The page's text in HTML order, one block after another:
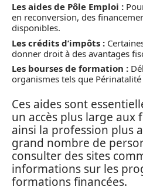
Les aides de Pôle Emploi :
en reconversion, des
disponibles.
Les crédits d’impôts :
donner droit à des avantages
Les bourses de formation :
organismes tels que Périnatalité
Ces aides sont
un accès plus large
ainsi la profession plus
grand nombre de
consulter des sites
informations sur les
formations financées.